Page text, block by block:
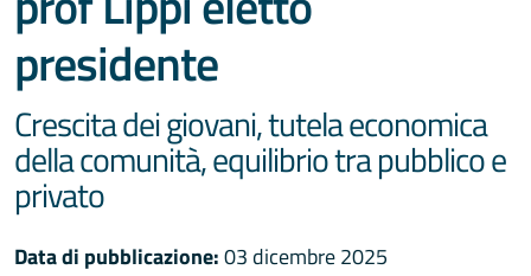
presidente
Crescita dei giovani, tutela economica
della comunità, equilibrio tra pubblico e
privato
Data di pubblicazione:03 dicembre 2025